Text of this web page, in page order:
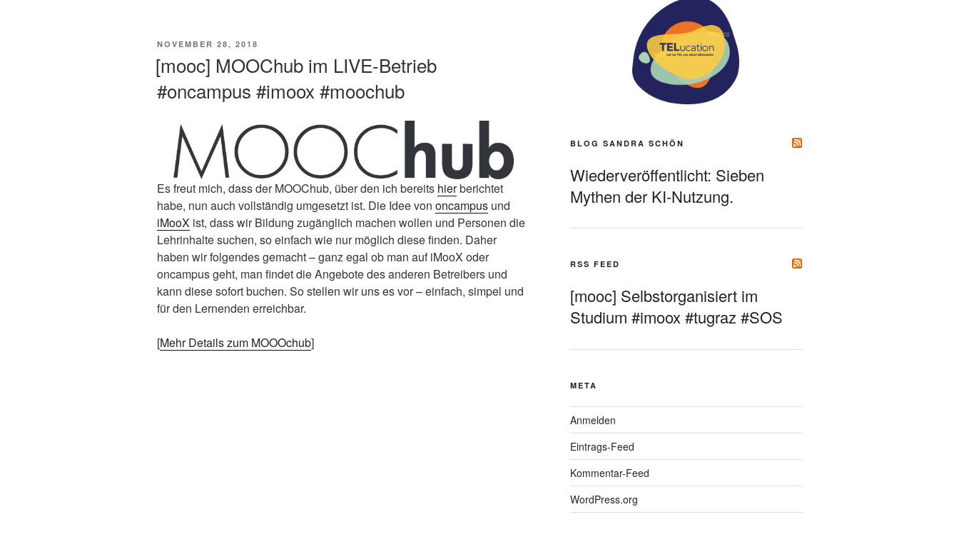
VERÖFFENTLICHT
NOVEMBER 28, 2018
[mooc] MOOChub im LIVE-Betrieb
#oncampus #imoox #moochub
Es freut mich, dass der MOOChub, über den ich bereits hierberichtet
habe, nun auch vollständig umgesetzt ist. Die Idee von oncampus und
iMooX ist, dass wir Bildung zugänglich machen wollen und Personen die
Lehrinhalte suchen, so einfach wie nur möglich diese finden. Daher
haben wir folgendes gemacht – ganz egal ob man auf iMooX oder
oncampus geht, man findet die Angebote des anderen Betreibers und
kann diese sofort buchen. So stellen wir uns es vor – einfach, simpel und
für den Lernenden erreichbar.
[Mehr Details zum MOOOchub]
BLOG SANDRA SCHÖN
Wiederveröffentlicht: Sieben
Mythen der KI-Nutzung.
RSS FEED
[mooc] Selbstorganisiert im
Studium #imoox #tugraz #SOS
META
Anmelden
Eintrags-Feed
Kommentar-Feed
WordPress.org